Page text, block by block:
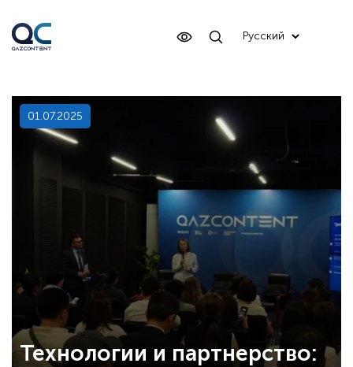
01.07.2025
Технологии и партнерство: